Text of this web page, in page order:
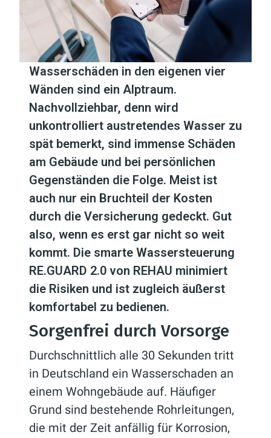
Wasserschäden in den eigenen vier
Wänden sind ein Alptraum.
Nachvollziehbar, denn wird
unkontrolliert austretendes Wasser zu
spät bemerkt, sind immense Schäden
am Gebäude und bei persönlichen
Gegenständen die Folge. Meist ist
auch nur ein Bruchteil der Kosten
durch die Versicherung gedeckt. Gut
also, wenn es erst gar nicht so weit
kommt. Die smarte Wassersteuerung
RE.GUARD 2.0 von REHAU minimiert
die Risiken und ist zugleich äußerst
komfortabel zu bedienen.
Sorgenfrei durch Vorsorge
Durchschnittlich alle 30 Sekunden tritt
in Deutschland ein Wasserschaden an
einem Wohngebäude auf. Häufiger
Grund sind bestehende Rohrleitungen,
die mit der Zeit anfällig für Korrosion,